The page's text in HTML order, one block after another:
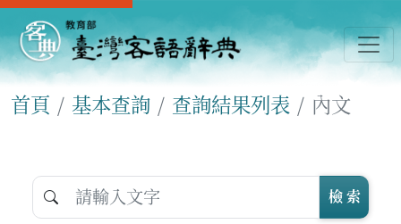
首頁 基本查詢 查詢結果列表 內文
檢 索